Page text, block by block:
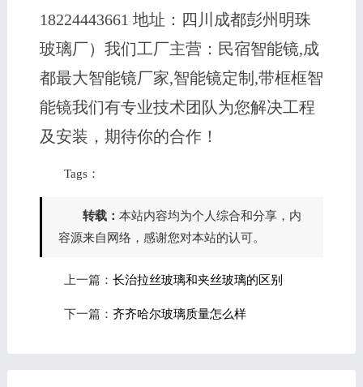
18224443661 地址：四川成都彭州明珠
玻璃厂）我们工厂主营：民宿智能镜,成
都最大智能镜厂家,智能镜定制,带框框智
能镜我们有专业技术团队为您解决工程
及安装，期待你的合作！
Tags：
转载： 本站内容均为个人综合和分享，内
容源来自网络，感谢您对本站的认可。
上一篇： 长治拉丝玻璃和夹丝玻璃的区别
下一篇： 齐齐哈尔玻璃质量怎么样